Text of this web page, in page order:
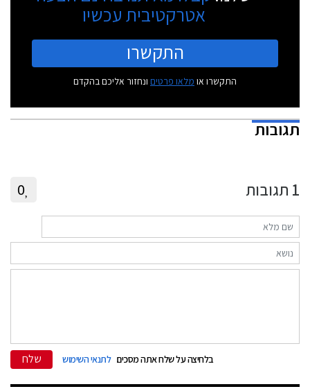
אטרקטיבית עכשיו
התקשרו
התקשרו או מלאו פרטים ונחזור אליכם בהקדם
תגובות
1 תגובות 0
בלחיצה על שלח אתה מסכים לתנאי השימוש שלח